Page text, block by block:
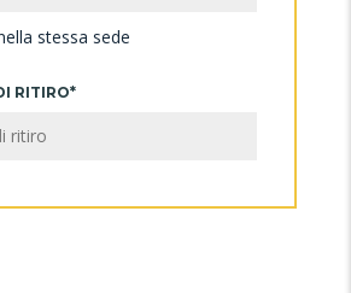
stessa sede
RITIRO*